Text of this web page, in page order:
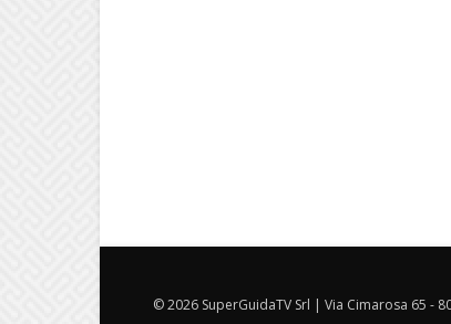
© 2026 SuperGuidaTV Srl | Via Cimarosa 65 -